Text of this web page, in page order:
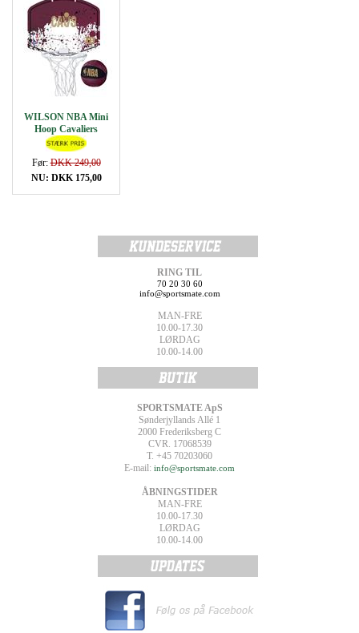
WILSON NBA Mini
Hoop Cavaliers
Før:DKK 249,00
NU: DKK 175,00
RING TIL
70 20 30 60
info@sportsmate.com
MAN-FRE
10.00-17.30
LØRDAG
10.00-14.00
SPORTSMATE ApS
Sønderjyllands Allé 1
2000 Frederiksberg C
CVR. 17068539
T. +45 70203060
E-mail: info@sportsmate.com
ÅBNINGSTIDER
MAN-FRE
10.00-17.30
LØRDAG
10.00-14.00